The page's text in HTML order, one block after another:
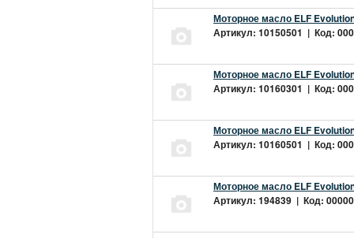
Моторное масло ELF
Артикул: 10150501 | Код:
Моторное масло ELF
Артикул: 10160301 | Код:
Моторное масло ELF
Артикул: 10160501 | Код:
Моторное масло ELF
Артикул: 194839 | Код: